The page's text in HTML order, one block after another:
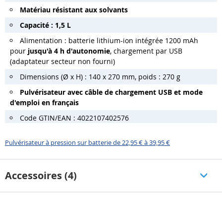
Matériau résistant aux solvants
Capacité : 1,5 L
Alimentation : batterie lithium-ion intégrée 1200 mAh
pour jusqu'à 4 h d'autonomie, chargement par USB
(adaptateur secteur non fourni)
Dimensions (Ø x H) : 140 x 270 mm, poids : 270 g
Pulvérisateur avec câble de chargement USB et mode
d'emploi en français
Code GTIN/EAN : 4022107402576
Pulvérisateur à pression sur batterie de 22,95 € à 39,95 €
Accessoires (4)